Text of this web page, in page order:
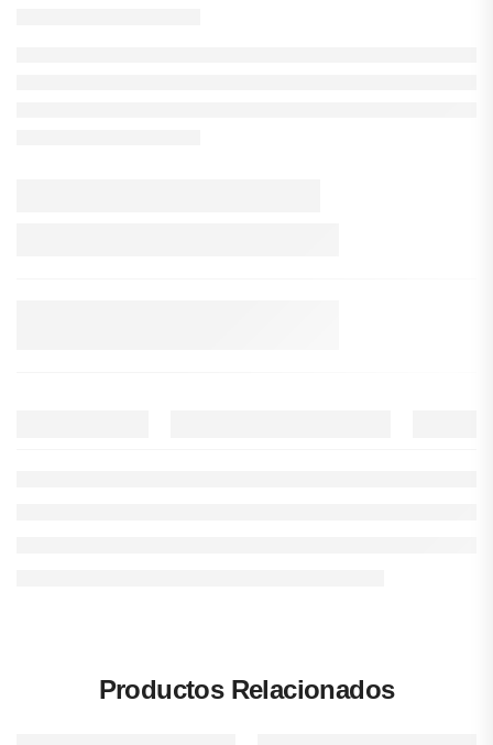
Productos Relacionados